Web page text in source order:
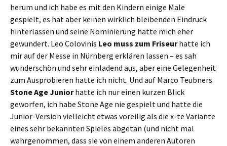
herum und ich habe es mit den Kindern einige Male
gespielt, es hat aber keinen wirklich bleibenden Eindruck
hinterlassen und seine Nominierung hatte mich eher
gewundert. Leo Colovinis Leo muss zum Friseurhatte ich
mir auf der Messe in Nürnberg erklären lassen – es sah
wunderschön und sehr einladend aus, aber eine Gelegenheit
zum Ausprobieren hatte ich nicht. Und auf Marco Teubners
Stone Age Juniorhatte ich nur einen kurzen Blick
geworfen, ich habe Stone Age nie gespielt und hatte die
Junior-Version vielleicht etwas voreilig als die x-te Variante
eines sehr bekannten Spieles abgetan (und nicht mal
wahrgenommen, dass sie von einem anderen Autoren